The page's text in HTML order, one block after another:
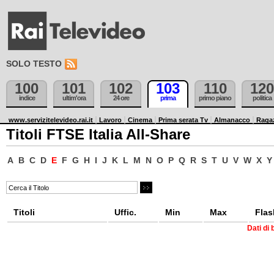
SOLO TESTO
100
indice
101
ultim'ora
102
24 ore
103
prima
110
primo piano
120
politica
www.servizitelevideo.rai.it Lavoro Cinema Prima serata Tv Almanacco
Titoli FTSE Italia All-Share
A B C D E F G H I J K L M N O P Q R S T U V W X Y
Titoli Uffic. Min Max
Dati di